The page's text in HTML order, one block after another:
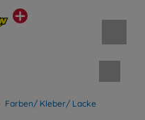
Farben/ Kleber/ Lacke